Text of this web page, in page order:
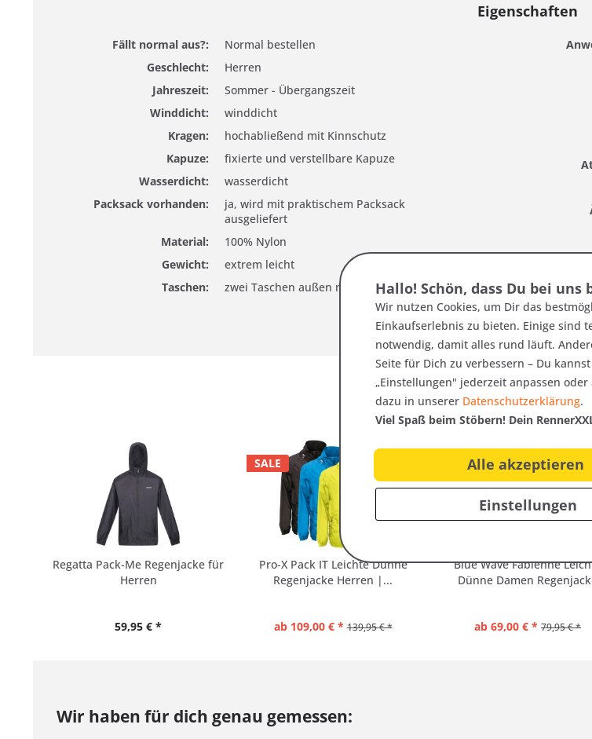
Eigenschaften
Fällt normal aus?:
Normal bestellen
Geschlecht:
Herren
Jahreszeit:
Sommer - Übergangszeit
Winddicht:
winddicht
Kragen:
hochabließend mit Kinnschutz
Kapuze:
fixierte und verstellbare Kapuze
Wasserdicht:
wasserdicht
Packsack vorhanden:
ja, wird mit praktischem Packsack
ausgeliefert
Material:
100% Nylon
Gewicht:
extrem leicht
Taschen:
zwei Taschen außen mit Reißverschluss
Kunden haben sich ebenfalls
Regatta Pack-Me Regenjacke für
Herren
59,95 € *
SALE
Pro-X Pack IT Leichte Dünne
Regenjacke Herren |...
ab 109,00 € * 139,95 € *
SALE
Blue Wave Fabienne
Dünne Damen
ab 69,00 € * 79,95 € *
Wir haben für dich genau gemessen:
Hallo! Schön, dass Du bei uns
Wir nutzen Cookies, um Dir das
Einkaufserlebnis zu bieten. Einige sind
notwendig, damit alles rund läuft.
Seite für Dich zu verbessern – Du
„Einstellungen" jederzeit anpassen
dazu in unserer Datenschutzerklärung.
Viel Spaß beim Stöbern! Dein
Alle akzeptieren
Einstellungen